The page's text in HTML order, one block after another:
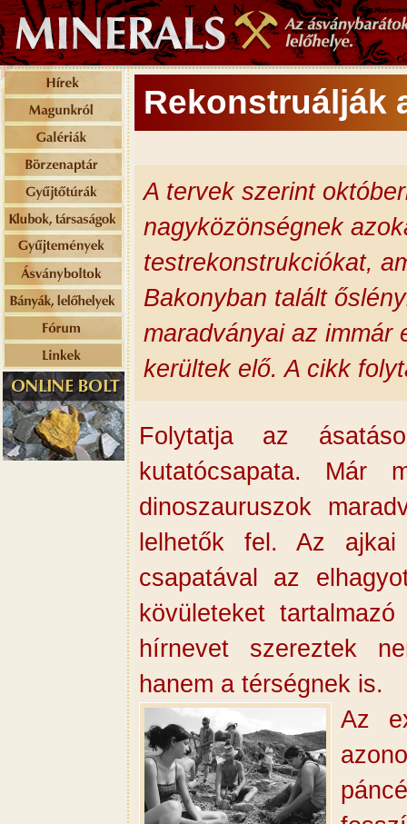
Rekonstruálják
A tervek szerint
nagyközönségnek
testrekonstrukciókat,
Bakonyban talált
maradványai az immár
kerültek elő. A cikk
Folytatja az
kutatócsapata. Már
dinoszauruszok
lelhetők fel. Az ajkai
csapatával az
kövületeket
hírnevet szereztek
hanem a térségnek is.
Az